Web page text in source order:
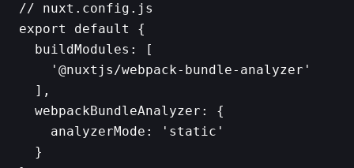
// nuxt.config.js
export default {
  buildModules: [
    '@nuxtjs/webpack-bundle-analyzer'
  ],
  webpackBundleAnalyzer: {
    analyzerMode: 'static'
  }